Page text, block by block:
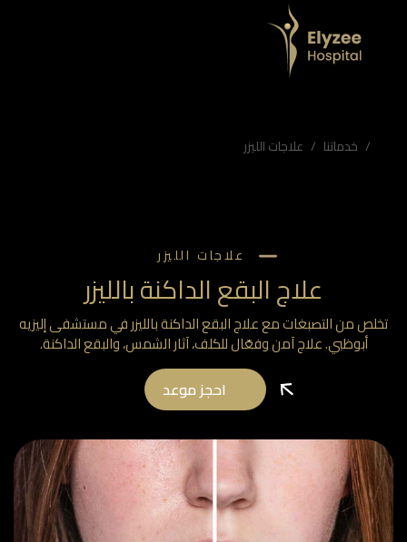
خدماتنا علاجات الليزر
علاجات الليزر
علاج البقع الداكنة بالليزر
من التصبغات مع علاج البقع الداكنة بالليزر في مستشفى إليزيه
أبوظبي. علاج آمن وفعّال للكلف، آثار الشمس، والبقع الداكنة.
احجز موعد